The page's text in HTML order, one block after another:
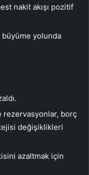
nakit akışı pozitif
yolunda
rezervasyonlar, borç
değişiklikleri
azaltmak için